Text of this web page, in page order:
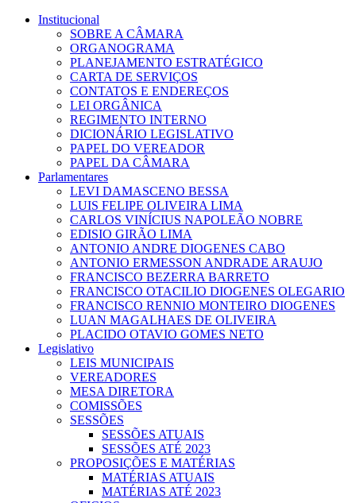
Institucional
SOBRE A CÂMARA
ORGANOGRAMA
PLANEJAMENTO ESTRATÉGICO
CARTA DE SERVIÇOS
CONTATOS E ENDEREÇOS
LEI ORGÂNICA
REGIMENTO INTERNO
DICIONÁRIO LEGISLATIVO
PAPEL DO VEREADOR
PAPEL DA CÂMARA
Parlamentares
LEVI DAMASCENO BESSA
LUIS FELIPE OLIVEIRA LIMA
CARLOS VINÍCIUS NAPOLEÃO NOBRE
EDISIO GIRÃO LIMA
ANTONIO ANDRE DIOGENES CABO
ANTONIO ERMESSON ANDRADE ARAUJO
FRANCISCO BEZERRA BARRETO
FRANCISCO OTACILIO DIOGENES OLEGARIO
FRANCISCO RENNIO MONTEIRO DIOGENES
LUAN MAGALHAES DE OLIVEIRA
PLACIDO OTAVIO GOMES NETO
Legislativo
LEIS MUNICIPAIS
VEREADORES
MESA DIRETORA
COMISSÕES
SESSÕES
SESSÕES ATUAIS
SESSÕES ATÉ 2023
PROPOSIÇÕES E MATÉRIAS
MATÉRIAS ATUAIS
MATÉRIAS ATÉ 2023